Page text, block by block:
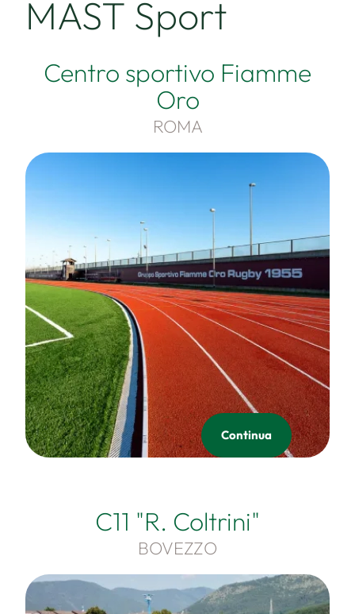
MAST Sport
Centro sportivo Fiamme
Oro
ROMA
Continua
C11 "R. Coltrini"
BOVEZZO